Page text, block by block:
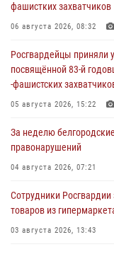
фашистких захватчиков
06 августа 2026, 08:32
Росгвардейцы приняли
посвящённой 83‑й
‑фашистских
05 августа 2026, 15:22
За неделю
правонарушений
04 августа 2026, 07:21
Сотрудники
товаров из
03 августа 2026, 13:43